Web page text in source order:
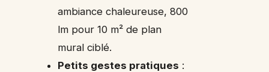
ambiance chaleureuse, 800
lm pour 10 m² de plan
mural ciblé.
Petits gestes pratiques :